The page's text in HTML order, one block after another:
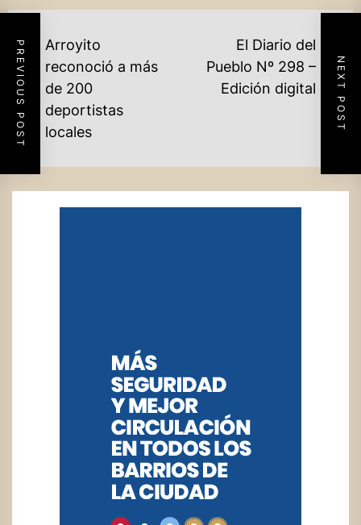
PREVIOUS POST NEXT POST
NAVEGACIÓN
DE
ENTRADAS
Previous
post:
Arroyito
reconoció a más
de 200
deportistas
locales
El Diario del
Pueblo Nº 298 –
Edición digital